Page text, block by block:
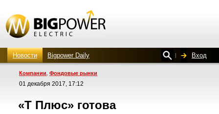
Новости Bigpower Daily Вход
Компании Фондовые рынки
01 декабря 2017, 17:12
«Т Плюс» готова